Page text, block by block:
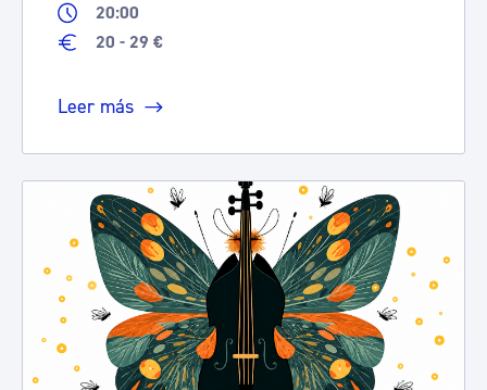
20:00
20 - 29 €
Leer más